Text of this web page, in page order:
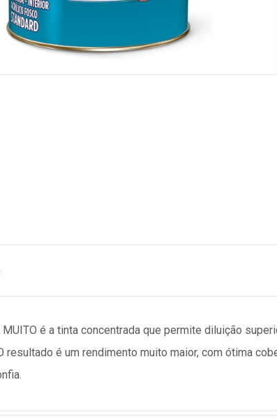
MUITO é a tinta concentrada que permite diluição
resultado é um rendimento muito maior, com ótima